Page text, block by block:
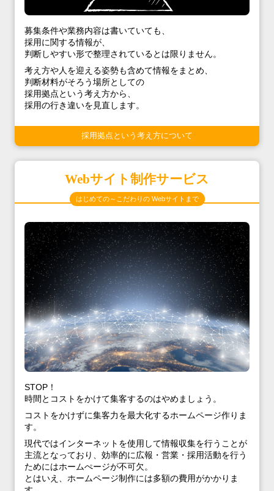
募集条件や業務内容は書いていても、
採用に関する情報が、
判断しやすい形で整理されているとは限りません。
考え方や人を迎える姿勢も含めて情報をまとめ、
判断材料がそろう場所としての
採用拠点という考え方から、
採用の行き違いを見直します。
採用拠点という考え方について
Webサイト制作サービス
はじめての～こだわりの Webサイトまで
STOP！
時間とコストをかけて集客するのはやめましょう。
コストをかけずに集客力を最大化するホームページ作りま
す。
現代ではインターネットを使用して情報収集を行うことが
主流となっており、効率的に広報・営業・採用活動を行う
ためにはホームぺージが不可欠。
とはいえ、ホームページ制作には多額の費用がかかりま